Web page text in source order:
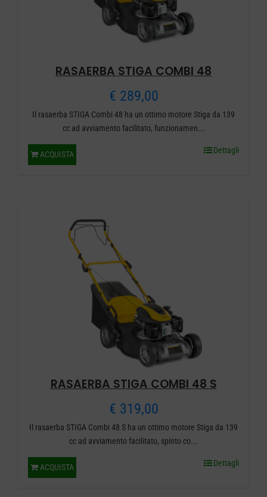
RASAERBA STIGA COMBI 48
€ 289,00
Il rasaerba STIGA Combi 48 ha un ottimo motore Stiga da 139
cc ad avviamento facilitato, funzionamen...
ACQUISTA Dettagli
RASAERBA STIGA COMBI 48 S
€ 319,00
Il rasaerba STIGA Combi 48 S ha un ottimo motore Stiga da 139
cc ad avviamento facilitato, spinto co...
ACQUISTA Dettagli